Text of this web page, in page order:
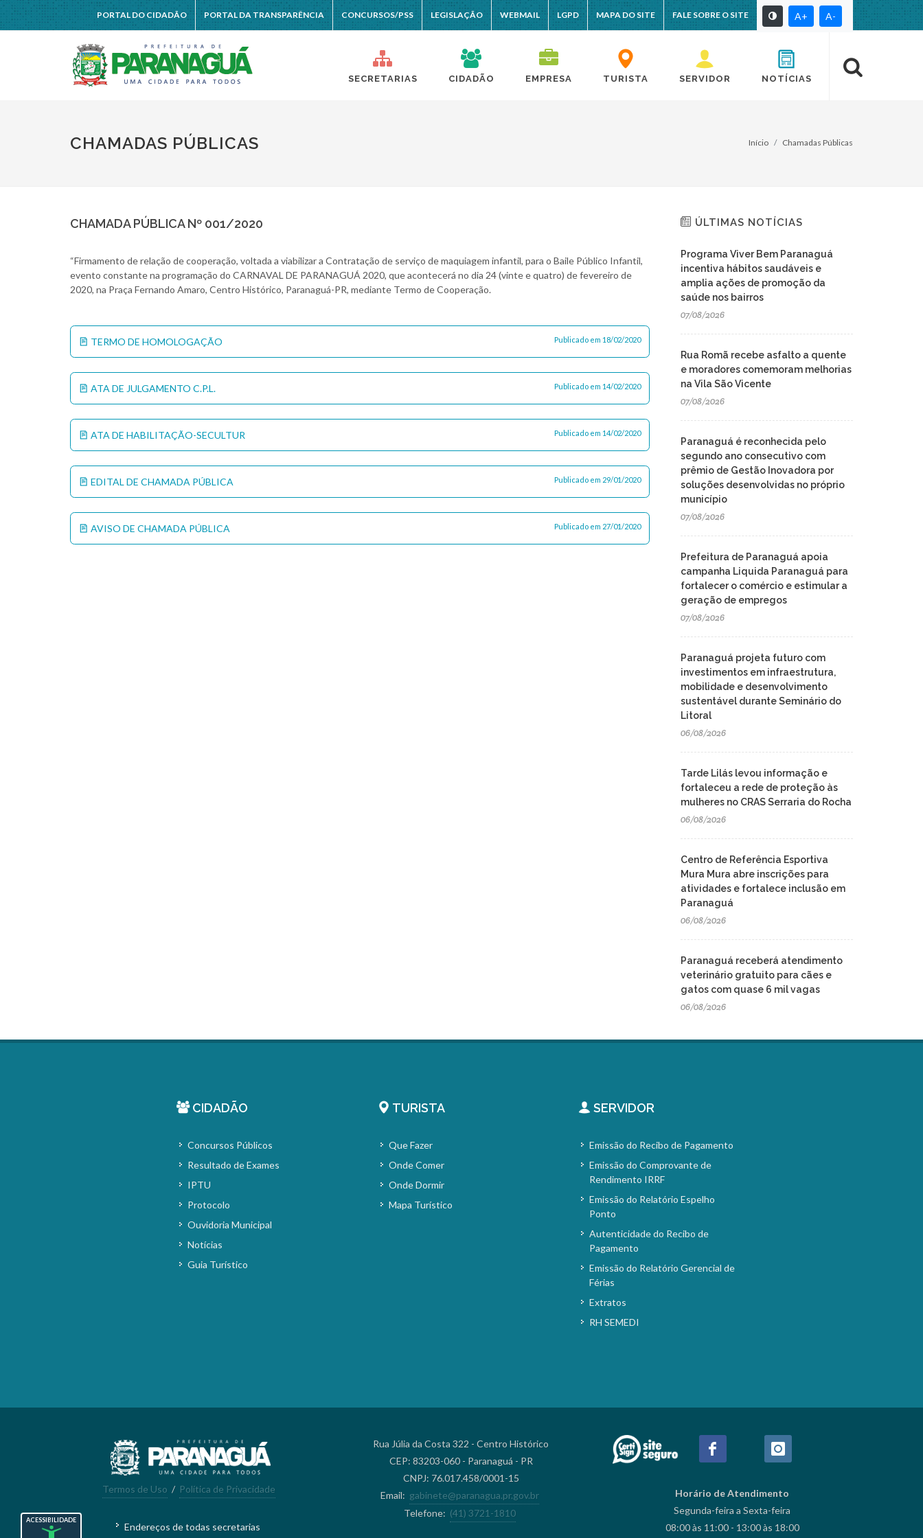
ACESSIBILIDADE
PORTAL DO CIDADÃO PORTAL DA TRANSPARÊNCIA CONCURSOS/PSS LEGISLAÇÃO WEBMAIL LGPD MAPA DO SITE FALE SOBRE O SITE A+ A-
SECRETARIAS CIDADÃO EMPRESA TURISTA SERVIDOR NOTÍCIAS
CHAMADAS PÚBLICAS Início Chamadas Públicas
CHAMADA PÚBLICA Nº 001/2020
“Firmamento de relação de cooperação, voltada a viabilizar a Contratação de serviço de maquiagem infantil, para o Baile Público Infantil,
evento constante na programação do CARNAVAL DE PARANAGUÁ 2020, que acontecerá no dia 24 (vinte e quatro) de fevereiro de
2020, na Praça Fernando Amaro, Centro Histórico, Paranaguá-PR, mediante Termo de Cooperação.
TERMO DE HOMOLOGAÇÃO Publicado em 18/02/2020
ATA DE JULGAMENTO C.P.L. Publicado em 14/02/2020
ATA DE HABILITAÇÃO-SECULTUR Publicado em 14/02/2020
EDITAL DE CHAMADA PÚBLICA Publicado em 29/01/2020
AVISO DE CHAMADA PÚBLICA Publicado em 27/01/2020
ÚLTIMAS NOTÍCIAS
Programa Viver Bem Paranaguá
incentiva hábitos saudáveis e
amplia ações de promoção da
saúde nos bairros
07/08/2026
Rua Romã recebe asfalto a quente
e moradores comemoram melhorias
na Vila São Vicente
07/08/2026
Paranaguá é reconhecida pelo
segundo ano consecutivo com
prêmio de Gestão Inovadora por
soluções desenvolvidas no próprio
município
07/08/2026
Prefeitura de Paranaguá apoia
campanha Liquida Paranaguá para
fortalecer o comércio e estimular a
geração de empregos
07/08/2026
Paranaguá projeta futuro com
investimentos em infraestrutura,
mobilidade e desenvolvimento
sustentável durante Seminário do
Litoral
06/08/2026
Tarde Lilás levou informação e
fortaleceu a rede de proteção às
mulheres no CRAS Serraria do Rocha
06/08/2026
Centro de Referência Esportiva
Mura Mura abre inscrições para
atividades e fortalece inclusão em
Paranaguá
06/08/2026
Paranaguá receberá atendimento
veterinário gratuito para cães e
gatos com quase 6 mil vagas
06/08/2026
CIDADÃO
Concursos Públicos
Resultado de Exames
IPTU
Protocolo
Ouvidoria Municipal
Notícias
Guia Turístico
TURISTA
Que Fazer
Onde Comer
Onde Dormir
Mapa Turístico
SERVIDOR
Emissão do Recibo de Pagamento
Emissão do Comprovante de
Rendimento IRRF
Emissão do Relatório Espelho
Ponto
Autenticidade do Recibo de
Pagamento
Emissão do Relatório Gerencial de
Férias
Extratos
RH SEMEDI
Termos de Uso / Política de Privacidade
Endereços de todas secretarias
Rua Júlia da Costa 322 - Centro Histórico
CEP: 83203-060 - Paranaguá - PR
CNPJ: 76.017.458/0001-15
Email: gabinete@paranagua.pr.gov.br
Telefone: (41) 3721-1810
Horário de Atendimento
Segunda-feira a Sexta-feira
08:00 às 11:00 - 13:00 às 18:00